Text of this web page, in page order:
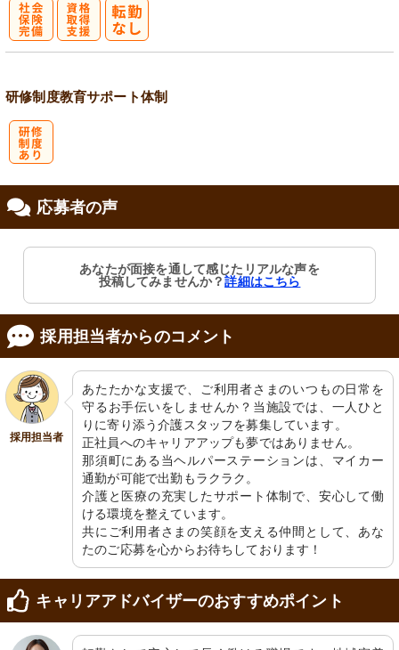
研修制度教育サポート体制
応募者の声
あなたが面接を通して感じたリアルな声を
投稿してみませんか？詳細はこちら
採用担当者からのコメント
採用担当者
あたたかな支援で、ご利用者さまのいつもの日常を
守るお手伝いをしませんか？当施設では、一人ひと
りに寄り添う介護スタッフを募集しています。
正社員へのキャリアアップも夢ではありません。
那須町にある当ヘルパーステーションは、マイカー
通勤が可能で出勤もラクラク。
介護と医療の充実したサポート体制で、安心して働
ける環境を整えています。
共にご利用者さまの笑顔を支える仲間として、あな
たのご応募を心からお待ちしております！
キャリアアドバイザーのおすすめポイント